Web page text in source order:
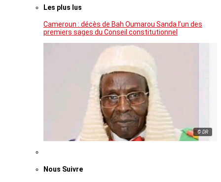
Les plus lus
Cameroun : décès de Bah Oumarou Sanda l’un des
premiers sages du Conseil constitutionnel
© DR
Nous Suivre